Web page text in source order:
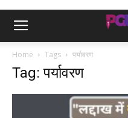
Home Tags पर्यावरण
Tag: पर्यावरण